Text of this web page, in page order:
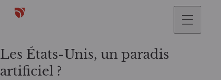
Les États-Unis, un paradis
artificiel ?